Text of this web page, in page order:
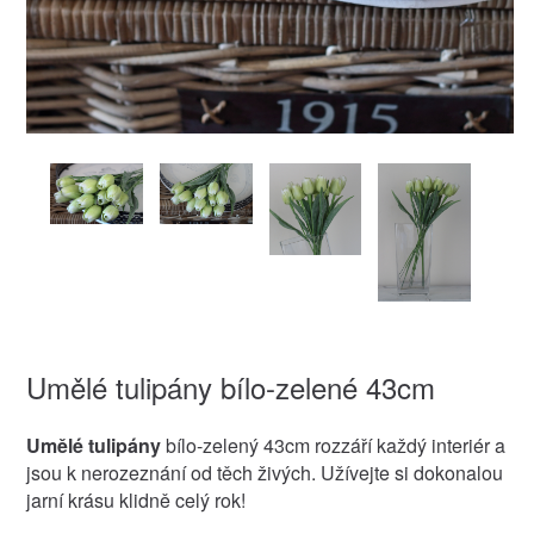
Umělé tulipány bílo-zelené 43cm
Umělé tulipánybílo-zelený 43cm rozzáří každý interiér a
jsou k nerozeznání od těch živých. Užívejte si dokonalou
jarní krásu klidně celý rok!